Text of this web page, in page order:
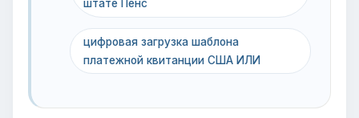
штате Пенс
цифровая загрузка шаблона
платежной квитанции США ИЛИ